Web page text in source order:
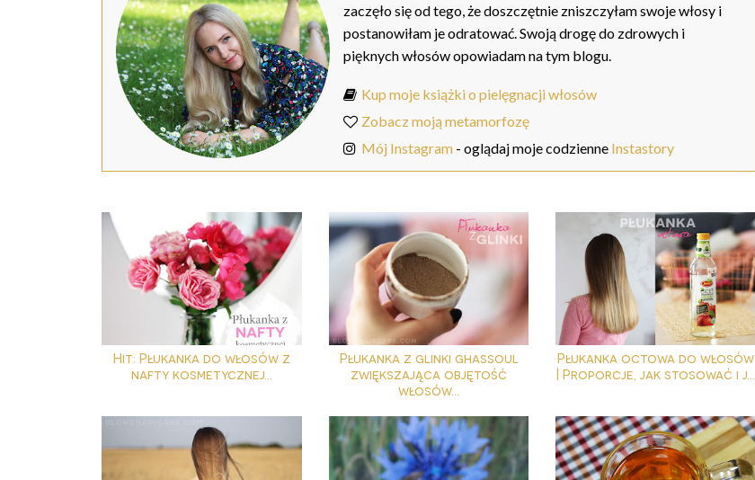
zaczęło się od tego, że doszczętnie zniszczyłam swoje włosy i
postanowiłam je odratować. Swoją drogę do zdrowych i
pięknych włosów opowiadam na tym blogu.
Kup moje książki o pielęgnacji włosów
Zobacz moją metamorfozę
Mój Instagram - oglądaj moje codzienne Instastory
Hit: Płukanka do włosów z
nafty kosmetycznej...
Płukanka z glinki ghassoul
zwiększająca objętość
włosów...
Płukanka octowa do włosów
| Proporcje, jak stosować i j...